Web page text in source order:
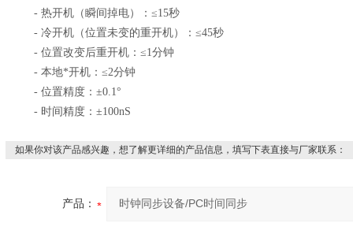
- 热开机（瞬间掉电）：≤15秒
- 冷开机（位置未变的重开机）：≤45秒
- 位置改变后重开机：≤1分钟
- 本地*开机：≤2分钟
- 位置精度：±0.1°
- 时间精度：±100nS
如果你对该产品感兴趣，想了解更详细的产品信息，填写下表直接与厂家联系：
产品：